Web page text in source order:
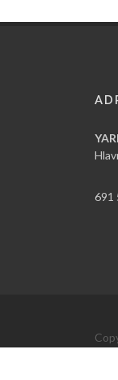
691